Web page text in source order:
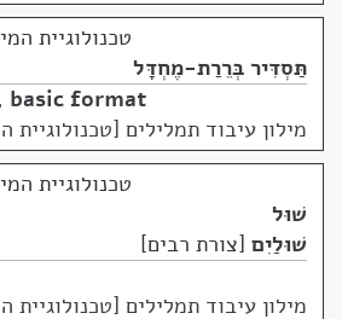
טכנולוגיית
תַּסְדִּיר בְּרֵרַת-מֶחְדָּל
, basic format
מילון עיבוד תמלילים [טכנולוגיית
טכנולוגיית
שׁוּל
שׁוּלַיִם צורת רבים
מילון עיבוד תמלילים [טכנולוגיית